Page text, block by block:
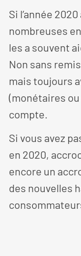
Si l’année
nombreuses
les a souvent
Non sans
mais toujours
(monétaires
compte.
Si vous avez
en 2020,
encore un
des nouvelles